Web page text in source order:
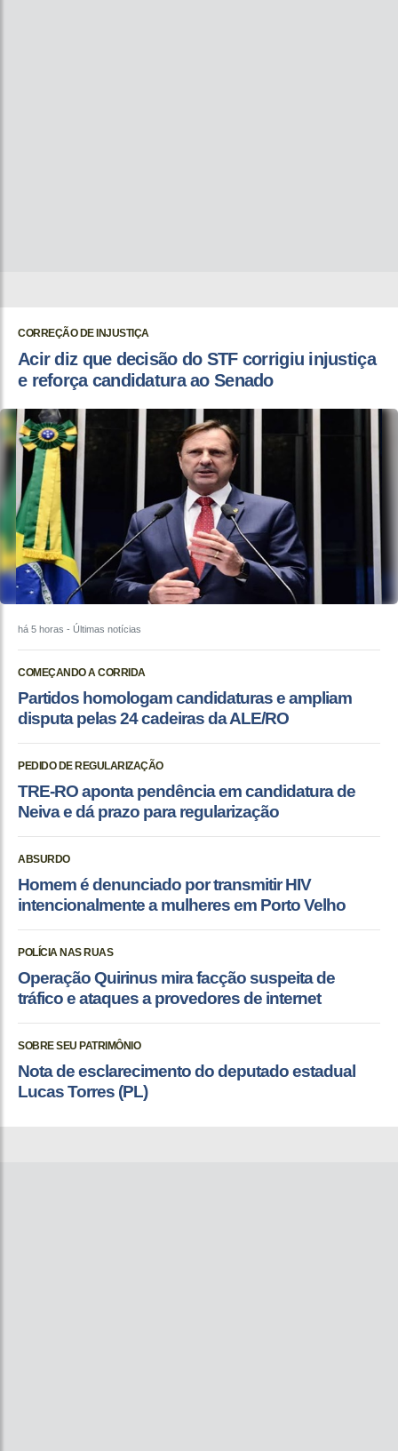
CORREÇÃO DE INJUSTIÇA
Acir diz que decisão do STF corrigiu injustiça
e reforça candidatura ao Senado
há 5 horas - Últimas notícias
COMEÇANDO A CORRIDA
Partidos homologam candidaturas e ampliam
disputa pelas 24 cadeiras da ALE/RO
PEDIDO DE REGULARIZAÇÃO
TRE-RO aponta pendência em candidatura de
Neiva e dá prazo para regularização
ABSURDO
Homem é denunciado por transmitir HIV
intencionalmente a mulheres em Porto Velho
POLÍCIA NAS RUAS
Operação Quirinus mira facção suspeita de
tráfico e ataques a provedores de internet
SOBRE SEU PATRIMÔNIO
Nota de esclarecimento do deputado estadual
Lucas Torres (PL)